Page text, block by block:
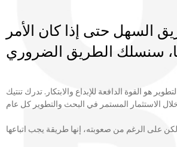
السهل حتى إذا كان الأمر
هو القوة الدافعة للإبداع والابتكار. تدرك تنتيك
الاستثمار المستمر في البحث والتطوير كل عام
على الرغم من صعوبته، إنها طريقة يجب اتباعها